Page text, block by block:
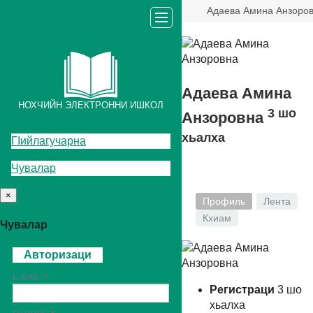
Адаева Амина
НОХЧИЙН ЭЛЕКТРОННИ ИШКОЛ
ГIийлагучарна
Чувалар
×
Чувалар
Авторизаци
E-MAIL
Адаева Амина
Анзоровна 3 шо
хьалха
Профиль
Лента
Кхиам
Регистраци 3 шо
хьалха